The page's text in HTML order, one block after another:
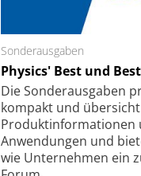
Sonderausgaben
Physics' Best und
Die Sonder­ausgaben
kompakt und
Produkt­informationen
Anwendungen und
wie Unternehmen ein